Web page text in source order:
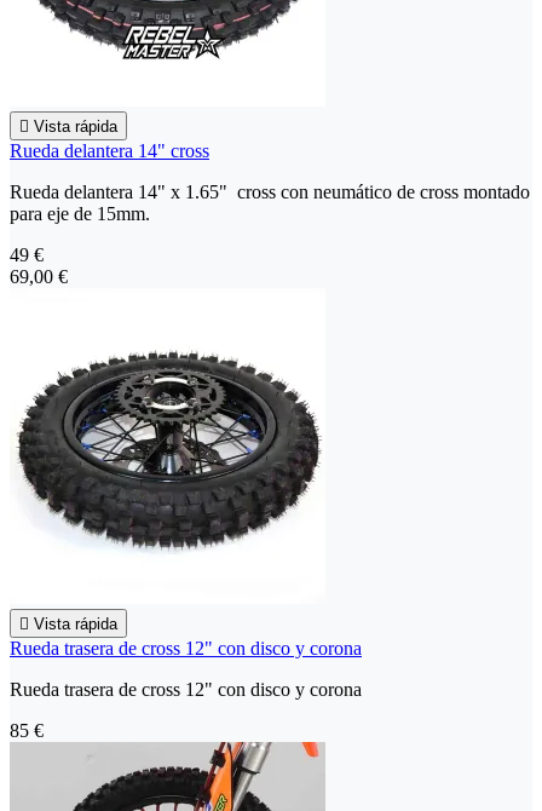
 Vista rápida
Rueda delantera 14" cross
Rueda delantera 14" x 1.65" cross con neumático de cross montado
para eje de 15mm.
49 €
69,00 €
 Vista rápida
Rueda trasera de cross 12" con disco y corona
Rueda trasera de cross 12" con disco y corona
85 €